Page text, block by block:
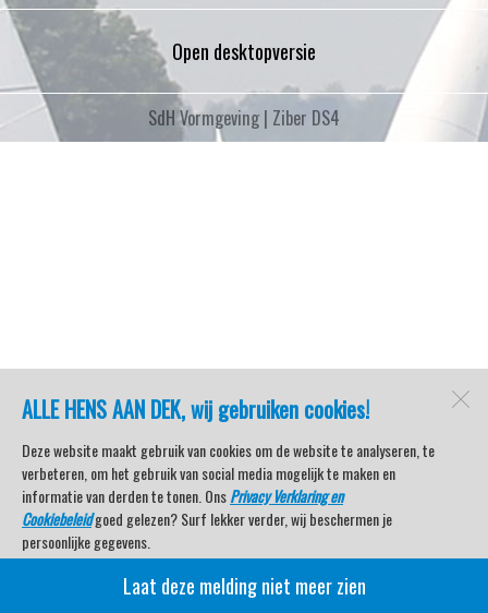
ALLE HENS AAN DEK, wij gebruiken cookies!
Deze website maakt gebruik van cookies om de website te analyseren, te
verbeteren, om het gebruik van social media mogelijk te maken en
informatie van derden te tonen. OnsPrivacy Verklaring en
Cookiebeleidgoed gelezen? Surf lekker verder, wij beschermen je
persoonlijke gegevens.
Veel kijkplezier met Watersport TV Beleving & Nieuws!
Laat deze melding niet meer zien
Open desktopversie
SdH Vormgeving | Ziber DS4